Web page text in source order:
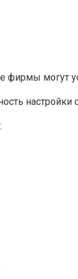
фирмы
настройки